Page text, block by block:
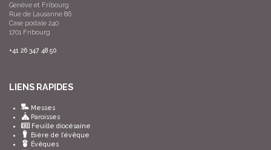
Genève et Fribourg
Rue de Lausanne 86
Case postale 240
1701 Fribourg
+41 26 347 48 50
LIENS RAPIDES
Messes
Paroisses
Feuille diocésaine
Bière de l’évêque
Évêques